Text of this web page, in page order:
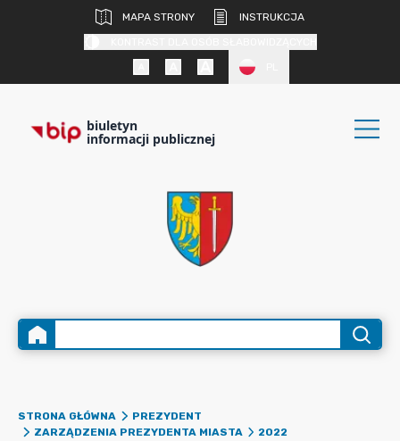
MAPA STRONY
INSTRUKCJA
biuletyn
informacji publicznej
STRONA GŁÓWNA
PREZYDENT
ZARZĄDZENIA PREZYDENTA MIASTA
2022